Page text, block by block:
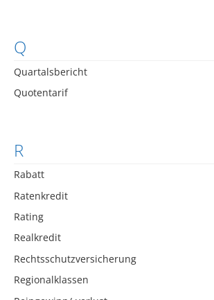
Q
Quartalsbericht
Quotentarif
R
Rabatt
Ratenkredit
Rating
Realkredit
Rechtsschutzversicherung
Regionalklassen